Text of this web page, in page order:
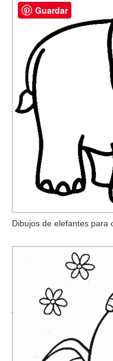
Dibujos de elefantes para
Guardar